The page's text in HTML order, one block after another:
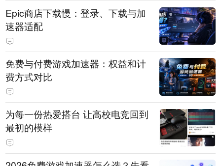
Epic商店下载慢：登录、下载与加
速器适配
免费与付费游戏加速器：权益和计
费方式对比
为每一份热爱搭台 让高校电竞回到
最初的模样